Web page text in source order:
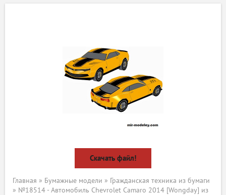
Скачать файл!
Главная » Бумажные модели » Гражданская техника из бумаги
» №18514 - Автомобиль Chevrolet Camaro 2014 [Wongday] из